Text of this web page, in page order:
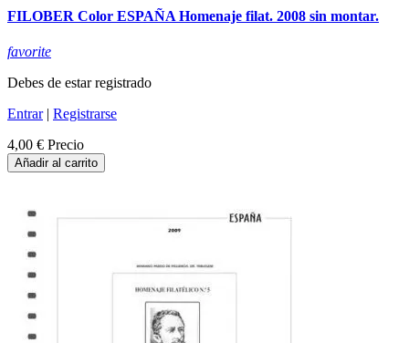
FILOBER Color ESPAÑA Homenaje filat. 2008 sin montar.
favorite
Debes de estar registrado
Entrar| Registrarse
4,00 € Precio
Añadir al carrito